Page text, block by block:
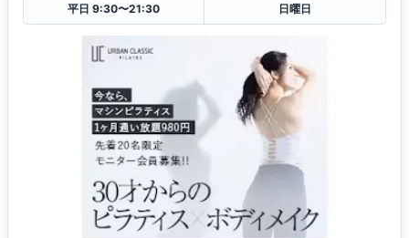
平日 9:30〜21:30
日曜日